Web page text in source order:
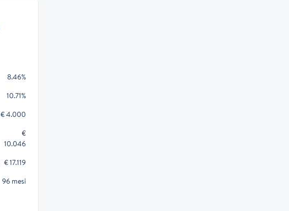
8.46%
10.71%
€ 4.000
€
10.046
€ 17.119
96 mesi